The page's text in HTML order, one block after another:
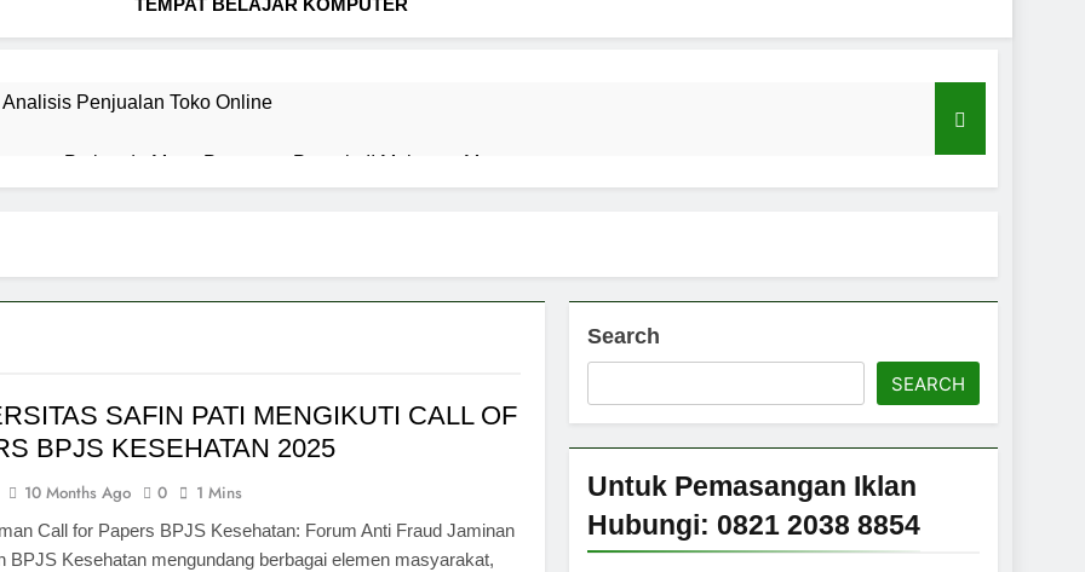
TEMPAT BELAJAR KOMPUTER
Penjualan Toko Online
Pati pada Masa Pangeran Pragola II Melawan Mataram
Tangerang dan Jakarta Selatan Berkualitas Premium – Kini Tersedia Retail dari Samaco
Samaco Kini Tersedia Retail di Jabodetabek, Solusi Praktis untuk Kebutuhan Rumah Tangga dan
untuk Pemula: Panduan Dasar Membuat Desain 3D dari Nol di Cileungsi untuk Wilayah Cibubur,
Nunggal, Depok, Setu dan sekitarnya
Puskom Pati Berduka Atas Berpulangnya Mas Karyo, Korwil Tangerang
Menghitung Sum, Max, Min, Average
SAFIN PATI MENGIKUTI CALL OF
BPJS KESEHATAN 2025
10 Months Ago 0 1 Mins
Call for Papers BPJS Kesehatan: Forum Anti Fraud Jaminan
BPJS Kesehatan mengundang berbagai elemen masyarakat,
Search
SEARCH
Untuk Pemasangan Iklan
Hubungi: 0821 2038 8854